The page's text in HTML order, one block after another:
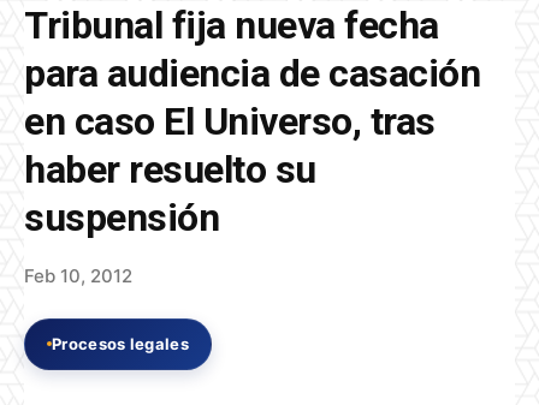
Tribunal fija nueva fecha
para audiencia de casación
en caso El Universo, tras
haber resuelto su
suspensión
Feb 10, 2012
Procesos legales